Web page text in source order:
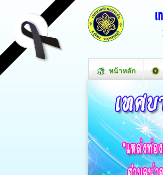
หน้าหลัก